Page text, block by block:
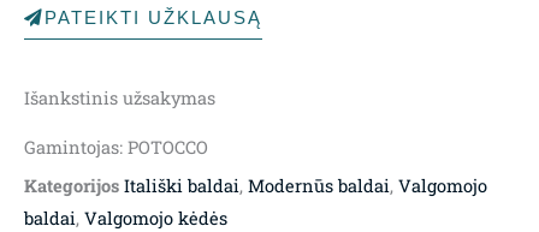
PATEIKTI UŽKLAUSĄ
Išankstinis užsakymas
Gamintojas: POTOCCO
Kategorijos Itališki baldai, Modernūs baldai, Valgomojo
baldai, Valgomojo kėdės